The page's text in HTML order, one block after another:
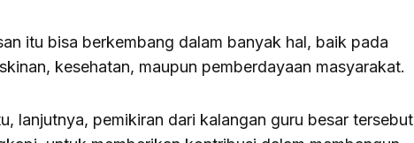
itu bisa berkembang dalam banyak hal, baik pada
kesehatan, maupun pemberdayaan masyarakat.
lanjutnya, pemikiran dari kalangan guru besar tersebut